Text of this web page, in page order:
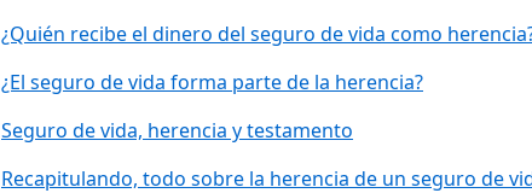
¿Quién recibe el dinero del seguro de vida como
¿El seguro de vida forma parte de la herencia?
Seguro de vida, herencia y testamento
Recapitulando, todo sobre la herencia de un seguro de